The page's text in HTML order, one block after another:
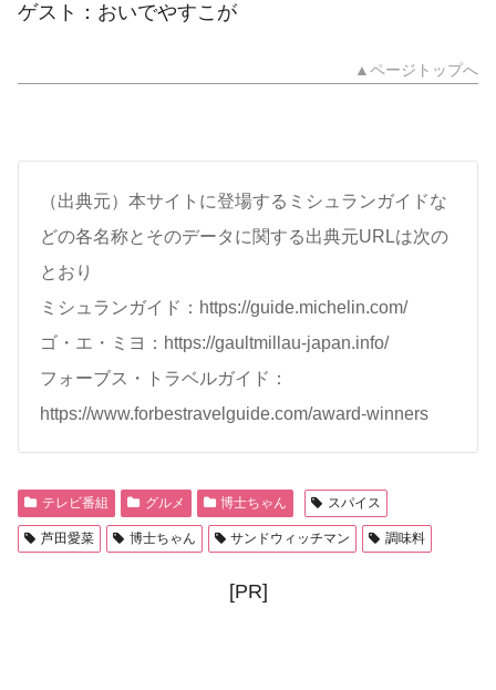
ゲスト：おいでやすこが
▲ページトップへ
（出典元）本サイトに登場するミシュランガイドな
どの各名称とそのデータに関する出典元URLは次の
とおり
ミシュランガイド：https://guide.michelin.com/
ゴ・エ・ミヨ：https://gaultmillau-japan.info/
フォーブス・トラベルガイド：
https://www.forbestravelguide.com/award-winners
テレビ番組 グルメ 博士ちゃん スパイス
芦田愛菜 博士ちゃん サンドウィッチマン 調味料
[PR]